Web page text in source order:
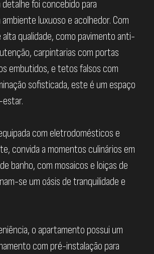
foi concebido para
luxuoso e acolhedor. Com
qualidade, como pavimento anti-
carpintarias com portas
embutidos, e tetos falsos com
sofisticada, este é um espaço
com eletrodomésticos e
convida a momentos culinários em
banho, com mosaicos e loiças de
se um oásis de tranquilidade e
o apartamento possui um
com pré-instalação para